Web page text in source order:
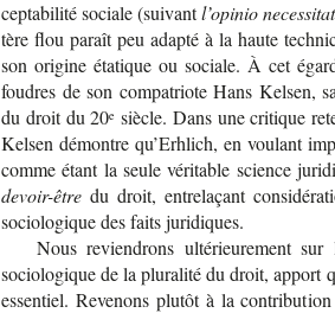
cep­ta­bi­lité sociale (suivantl’opi­nio
tère flou paraît peu adapté à la haute
son ori­gine éta­tique ou sociale. À cet
foudres de son com­pa­triote Hans Kel­sen,
du droit du 20e siècle. Dans une cri­tique
Kel­sen démontre qu’Erh­lich, en vou­lant
comme étant la seule véri­table science
devoir-être du droit, entre­la­çant
socio­lo­gique des faits juridiques.
Nous revien­drons ulté­rieu­re­ment
socio­lo­gique de la plu­ra­lité du droit, apport
essen­tiel. Reve­nons plu­tôt à la